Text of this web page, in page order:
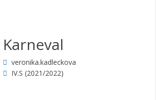
Karneval
veronika.kadleckova
IV.S (2021/2022)